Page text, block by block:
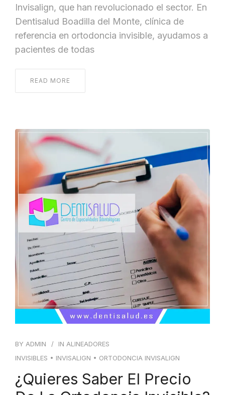
Invisalign, que han revolucionado el sector. En
Dentisalud Boadilla del Monte, clínica de
referencia en ortodoncia invisible, ayudamos a
pacientes de todas
READ MORE
BY ADMIN IN ALINEADORES
INVISIBLES • INVISALIGN • ORTODONCIA INVISALIGN
¿Quieres Saber El Precio